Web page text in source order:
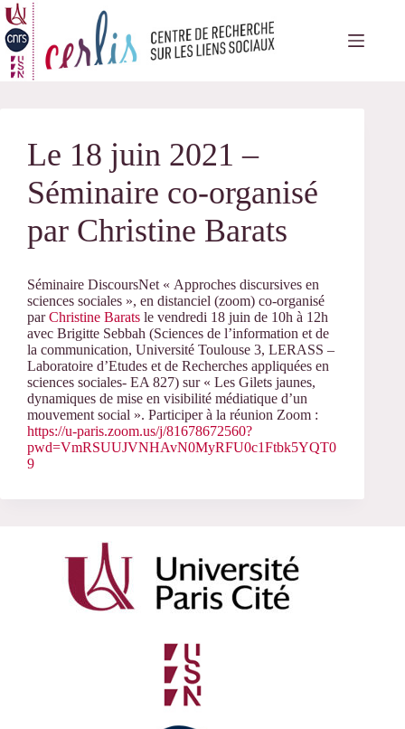
Passer
au
contenu
Le 18 juin 2021 –
Séminaire co-organisé
par Christine Barats
Séminaire DiscoursNet « Approches discursives en
sciences sociales », en distanciel (zoom) co-organisé
parChristine Barats le vendredi 18 juin de 10h à 12h
avec Brigitte Sebbah (Sciences de l’information et de
la communication, Université Toulouse 3, LERASS –
Laboratoire d’Etudes et de Recherches appliquées en
sciences sociales- EA 827) sur « Les Gilets jaunes,
dynamiques de mise en visibilité médiatique d’un
mouvement social ». Participer à la réunion Zoom :
https://u-paris.zoom.us/j/81678672560?
pwd=VmRSUUJVNHAvN0MyRFU0c1Ftbk5YQT0
9